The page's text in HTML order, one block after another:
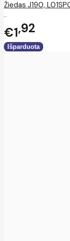
Žiedas J190,
..
€1 92